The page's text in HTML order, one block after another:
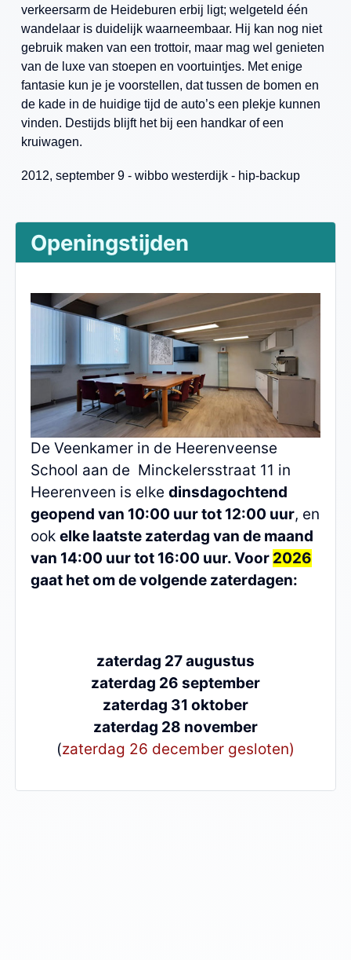
verkeersarm de Heideburen erbij ligt; welgeteld één
wandelaar is duidelijk waarneembaar. Hij kan nog niet
gebruik maken van een trottoir, maar mag wel genieten
van de luxe van stoepen en voortuintjes. Met enige
fantasie kun je je voorstellen, dat tussen de bomen en
de kade in de huidige tijd de auto’s een plekje kunnen
vinden. Destijds blijft het bij een handkar of een
kruiwagen.
2012, september 9 - wibbo westerdijk - hip-backup
Openingstijden
De Veenkamer in de Heerenveense
School aan de Minckelersstraat 11 in
Heerenveen is elke dinsdagochtend
geopend van 10:00 uur tot 12:00 uur, en
ook elke laatste zaterdag van de maand
van 14:00 uur tot 16:00 uur. Voor 2026
gaat het om de volgende zaterdagen:
zaterdag 27 augustus
zaterdag 26 september
zaterdag 31 oktober
zaterdag 28 november
(zaterdag 26 december gesloten)